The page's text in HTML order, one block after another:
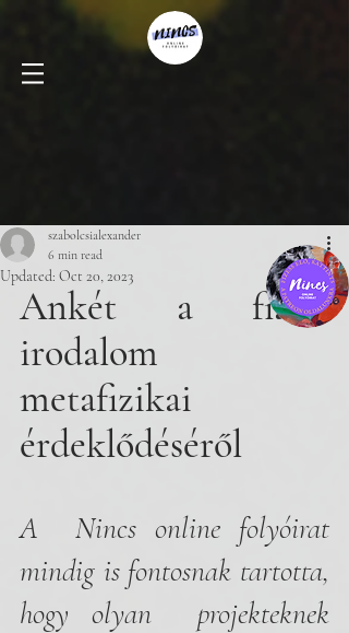
szabolcsialexander
6 min read
Updated: Oct 20, 2023
Ankét a fiatal
irodalom
metafizikai
érdeklődéséről
A  Nincs online folyóirat
mindig is fontosnak tartotta,
hogy olyan  projekteknek